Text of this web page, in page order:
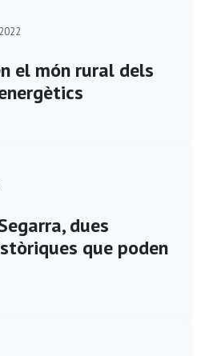
el món rural dels
dues
que poden